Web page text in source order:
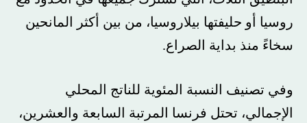
روسيا أو حليفتها بيلاروسيا، من بين أكثر المانحين
سخاءً منذ بداية الصراع.
وفي تصنيف النسبة المئوية للناتج المحلي
الإجمالي، تحتل فرنسا المرتبة السابعة والعشرين،